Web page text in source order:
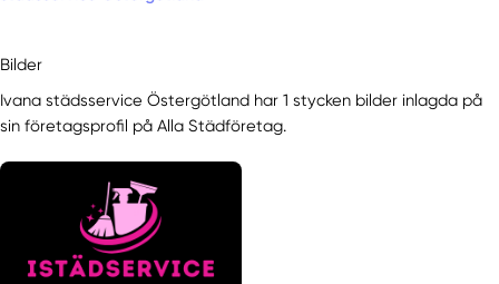
Bilder
Ivana städsservice Östergötland har 1 stycken bilder inlagda på
sin företagsprofil på Alla Städföretag.